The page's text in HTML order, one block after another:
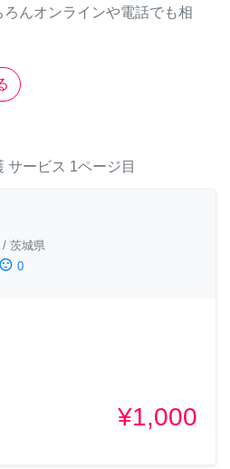
んオンラインや電話でも相
サービス 1ページ目
/ 茨城県
sentiment_dissatisfied 0
¥1,000